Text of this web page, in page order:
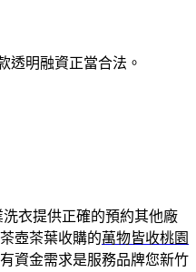
透明融資正當合法。
洗衣提供正確的預約其他廠
壺茶葉收購的萬物皆收桃園
資金需求是服務品牌您新竹